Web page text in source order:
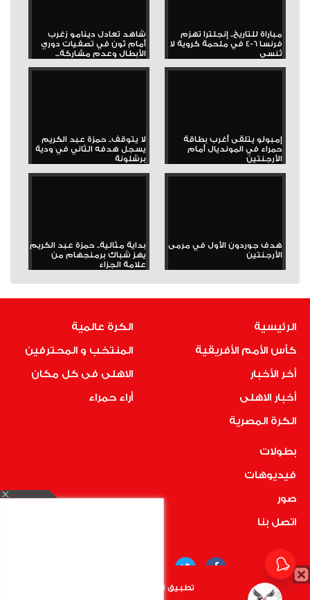
مباراة للتاريخ.. إنجلترا تهزم
فرنسا 6-4 في ملحمة كروية لا
تُنسى
شاهد تعادل دينامو زغرب
أمام ثون في تصفيات دوري
الأبطال وعدم مشاركة...
إمبولو يتلقى أغرب بطاقة
حمراء في المونديال أمام
الأرجنتين
لا يتوقف.. حمزة عبد الكريم
يسجل هدفه الثاني في ودية
برشلونة
هدف جوردون الأول في مرمى
الأرجنتين
بداية مثالية.. حمزة عبد الكريم
يهز شباك برمنجهام من
علامة الجزاء
الرئيسية
كأس الأمم الأفريقية
أخر الأخبار
أخبار الاهلى
الكرة المصرية
الكرة عالمية
المنتخب و المحترفين
الاهلى فى كل مكان
أراء حمراء
بطولات
فيديوهات
صور
اتصل بنا
تطبيق الأهلي.كوم متاح الأن